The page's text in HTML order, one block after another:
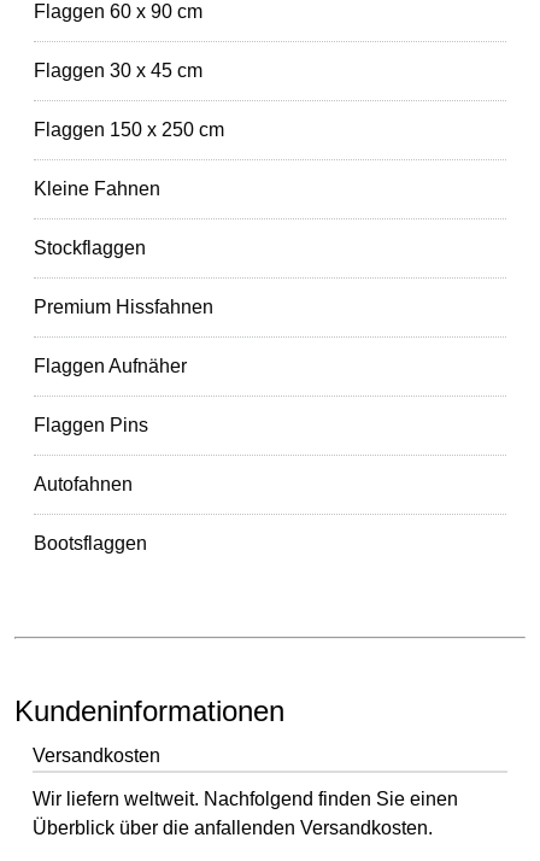
Flaggen 60 x 90 cm
Flaggen 30 x 45 cm
Flaggen 150 x 250 cm
Kleine Fahnen
Stockflaggen
Premium Hissfahnen
Flaggen Aufnäher
Flaggen Pins
Autofahnen
Bootsflaggen
Kundeninformationen
Versandkosten
Wir liefern weltweit. Nachfolgend finden Sie einen
Überblick über die anfallenden Versandkosten.